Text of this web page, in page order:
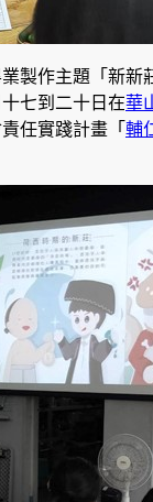
製作主題「新
七到二十日在華
任實踐計畫「 輔